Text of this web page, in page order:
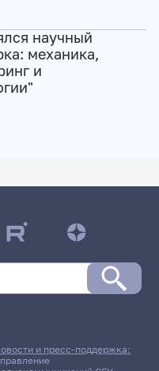
научный
механика,
и
и пресс-поддержка: